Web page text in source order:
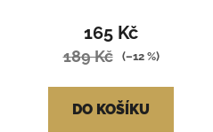
165 Kč
189 Kč (–12 %)
DO KOŠÍKU